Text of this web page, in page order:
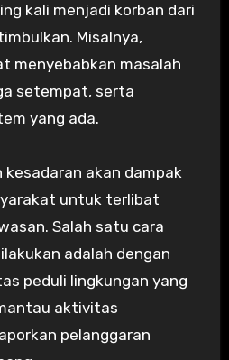
kali menjadi korban dari
Misalnya,
menyebabkan masalah
setempat, serta
yang ada.
akan dampak
untuk terlibat
Salah satu cara
adalah dengan
peduli lingkungan yang
aktivitas
pelanggaran